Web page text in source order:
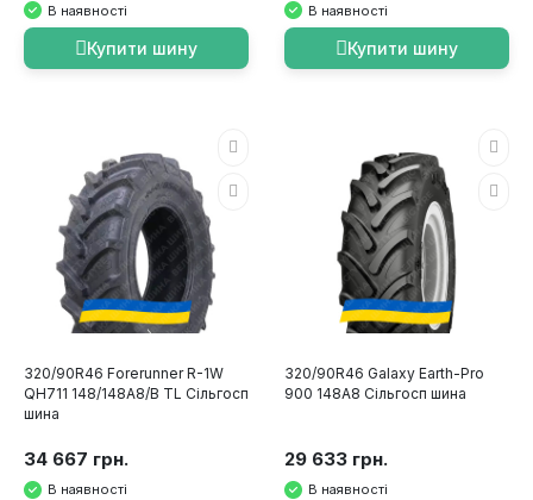
В наявності
Купити шину
В наявності
Купити шину
320/90R46 Forerunner R-1W
QH711 148/148A8/B TL Сільгосп
шина
34 667 грн.
В наявності
320/90R46 Galaxy Earth-Pro
900 148A8 Сільгосп шина
29 633 грн.
В наявності